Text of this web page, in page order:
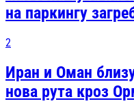
на паркингу
2
Иран и Оман
нова рута кроз